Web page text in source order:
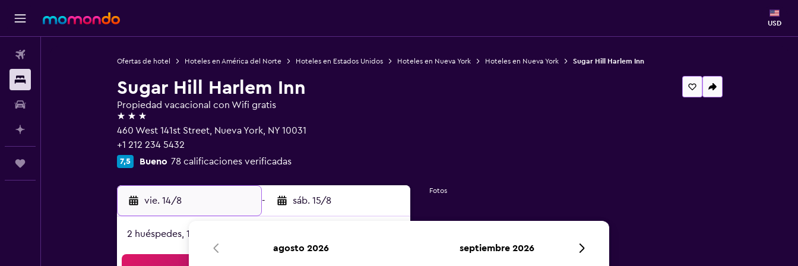
USD
Ofertas de hotel Hoteles en América del Norte Hoteles en Estados Unidos Hoteles en Nueva York Hoteles en Nueva York Sugar Hill Harlem Inn
Sugar Hill Harlem Inn
Propiedad vacacional con Wifi gratis
3 estrellas
460 West 141st Street, Nueva York, NY 10031
+1 212 234 5432
7,5 Bueno 78 calificaciones verificadas
vie. 14/8 - sáb. 15/8
2 huéspedes, 1 habitación
Fotos
agosto 2026 septiembre 2026